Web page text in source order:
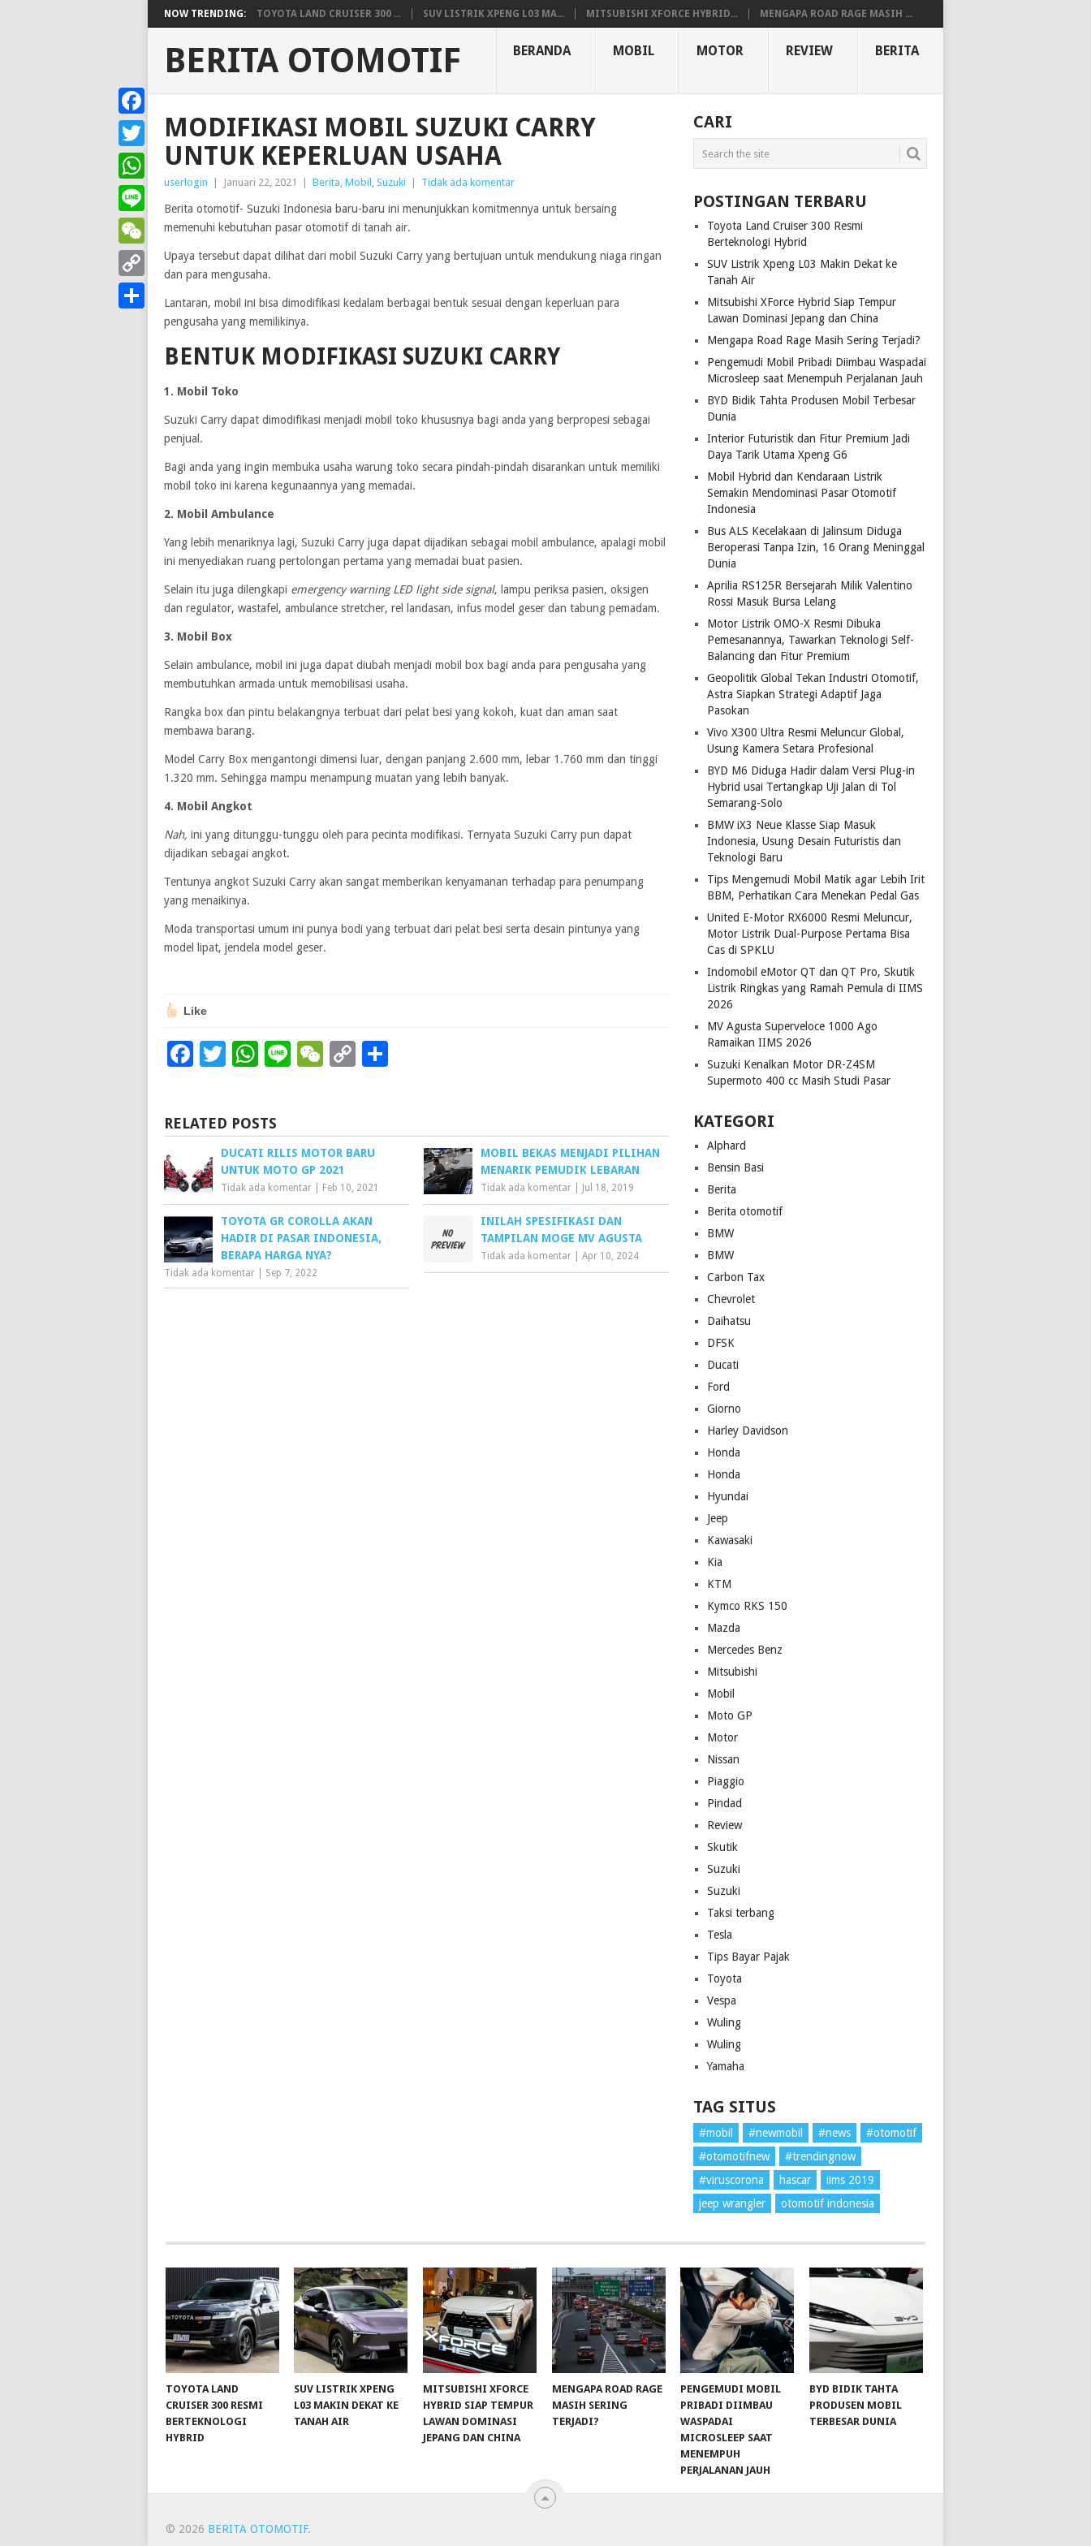
NOW TRENDING: TOYOTA LAND CRUISER 300 ... SUV LISTRIK XPENG L03 MA... MITSUBISHI XFORCE HYBRID... MENGAPA ROAD RAGE MASIH ...
BERITA OTOMOTIF BERANDA MOBIL MOTOR REVIEW BERITA
MODIFIKASI MOBIL SUZUKI CARRY
UNTUK KEPERLUAN USAHA
userlogin Januari 22, 2021 Berita, Mobil , Suzuki Tidak ada komentar
Berita otomotif- Suzuki Indonesia baru-baru ini menunjukkan komitmennya untuk bersaing
memenuhi kebutuhan pasar otomotif di tanah air.
Upaya tersebut dapat dilihat dari mobil Suzuki Carry yang bertujuan untuk mendukung niaga ringan
dan para mengusaha.
Lantaran, mobil ini bisa dimodifikasi kedalam berbagai bentuk sesuai dengan keperluan para
pengusaha yang memilikinya.
BENTUK MODIFIKASI SUZUKI CARRY
1. Mobil Toko
Suzuki Carry dapat dimodifikasi menjadi mobil toko khususnya bagi anda yang berpropesi sebagai
penjual.
Bagi anda yang ingin membuka usaha warung toko secara pindah-pindah disarankan untuk memiliki
mobil toko ini karena kegunaannya yang memadai.
2. Mobil Ambulance
Yang lebih menariknya lagi, Suzuki Carry juga dapat dijadikan sebagai mobil ambulance, apalagi mobil
ini menyediakan ruang pertolongan pertama yang memadai buat pasien.
Selain itu juga dilengkapi emergency warning LED light side signal, lampu periksa pasien, oksigen
dan regulator, wastafel, ambulance stretcher, rel landasan, infus model geser dan tabung pemadam.
3. Mobil Box
Selain ambulance, mobil ini juga dapat diubah menjadi mobil box bagi anda para pengusaha yang
membutuhkan armada untuk memobilisasi usaha.
Rangka box dan pintu belakangnya terbuat dari pelat besi yang kokoh, kuat dan aman saat
membawa barang.
Model Carry Box mengantongi dimensi luar, dengan panjang 2.600 mm, lebar 1.760 mm dan tinggi
1.320 mm. Sehingga mampu menampung muatan yang lebih banyak.
4. Mobil Angkot
Nah, ini yang ditunggu-tunggu oleh para pecinta modifikasi. Ternyata Suzuki Carry pun dapat
dijadikan sebagai angkot.
Tentunya angkot Suzuki Carry akan sangat memberikan kenyamanan terhadap para penumpang
yang menaikinya.
Moda transportasi umum ini punya bodi yang terbuat dari pelat besi serta desain pintunya yang
model lipat, jendela model geser.
Like
Facebook
Twitter
WhatsApp
LineWeChat
Copy
RELATED POSTS
DUCATI RILIS MOTOR BARU
UNTUK MOTO GP 2021
Tidak ada komentar Feb 10, 2021
MOBIL BEKAS MENJADI PILIHAN
MENARIK PEMUDIK LEBARAN
Tidak ada komentar Jul 18, 2019
TOYOTA GR COROLLA AKAN
HADIR DI PASAR INDONESIA,
BERAPA HARGA NYA?
Tidak ada komentar Sep 7, 2022
INILAH SPESIFIKASI DAN
TAMPILAN MOGE MV AGUSTA
Tidak ada komentar |Apr 10, 2024
Facebook
Twitter
WhatsApp
Line
WeChat
Copy
CARI
POSTINGAN TERBARU
Toyota Land Cruiser 300 Resmi
Berteknologi Hybrid
SUV Listrik Xpeng L03 Makin Dekat ke
Tanah Air
Mitsubishi XForce Hybrid Siap Tempur
Lawan Dominasi Jepang dan China
Mengapa Road Rage Masih Sering Terjadi?
Pengemudi Mobil Pribadi Diimbau Waspadai
Microsleep saat Menempuh Perjalanan Jauh
BYD Bidik Tahta Produsen Mobil Terbesar
Dunia
Interior Futuristik dan Fitur Premium Jadi
Daya Tarik Utama Xpeng G6
Mobil Hybrid dan Kendaraan Listrik
Semakin Mendominasi Pasar Otomotif
Indonesia
Bus ALS Kecelakaan di Jalinsum Diduga
Beroperasi Tanpa Izin, 16 Orang Meninggal
Dunia
Aprilia RS125R Bersejarah Milik Valentino
Rossi Masuk Bursa Lelang
Motor Listrik OMO-X Resmi Dibuka
Pemesanannya, Tawarkan Teknologi Self-
Balancing dan Fitur Premium
Geopolitik Global Tekan Industri Otomotif,
Astra Siapkan Strategi Adaptif Jaga
Pasokan
Vivo X300 Ultra Resmi Meluncur Global,
Usung Kamera Setara Profesional
BYD M6 Diduga Hadir dalam Versi Plug-in
Hybrid usai Tertangkap Uji Jalan di Tol
Semarang-Solo
BMW iX3 Neue Klasse Siap Masuk
Indonesia, Usung Desain Futuristis dan
Teknologi Baru
Tips Mengemudi Mobil Matik agar Lebih Irit
BBM, Perhatikan Cara Menekan Pedal Gas
United E-Motor RX6000 Resmi Meluncur,
Motor Listrik Dual-Purpose Pertama Bisa
Cas di SPKLU
Indomobil eMotor QT dan QT Pro, Skutik
Listrik Ringkas yang Ramah Pemula di IIMS
2026
MV Agusta Superveloce 1000 Ago
Ramaikan IIMS 2026
Suzuki Kenalkan Motor DR-Z4SM
Supermoto 400 cc Masih Studi Pasar
KATEGORI
Alphard
Bensin Basi
Berita
Berita otomotif
BMW
BMW
Carbon Tax
Chevrolet
Daihatsu
DFSK
Ducati
Ford
Giorno
Harley Davidson
Honda
Honda
Hyundai
Jeep
Kawasaki
Kia
KTM
Kymco RKS 150
Mazda
Mercedes Benz
Mitsubishi
Mobil
Moto GP
Motor
Nissan
Piaggio
Pindad
Review
Skutik
Suzuki
Suzuki
Taksi terbang
Tesla
Tips Bayar Pajak
Toyota
Vespa
Wuling
Wuling
Yamaha
TAG SITUS
#mobil #newmobil #news
#otomotif
#otomotifnew
#trendingnow
#viruscorona
hascar
iims 2019
jeep wrangler
otomotif indonesia
TOYOTA LAND
CRUISER 300 RESMI
BERTEKNOLOGI
HYBRID
SUV LISTRIK XPENG
L03 MAKIN DEKAT KE
TANAH AIR
MITSUBISHI XFORCE
HYBRID SIAP TEMPUR
LAWAN DOMINASI
JEPANG DAN CHINA
MENGAPA ROAD RAGE
MASIH SERING
TERJADI?
PENGEMUDI MOBIL
PRIBADI DIIMBAU
WASPADAI
MICROSLEEP SAAT
MENEMPUH
PERJALANAN JAUH
BYD BIDIK TAHTA
PRODUSEN MOBIL
TERBESAR DUNIA
© 2026 BERITA OTOMOTIF.